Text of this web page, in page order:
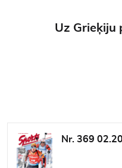
Uz Grieķiju
Nr. 369